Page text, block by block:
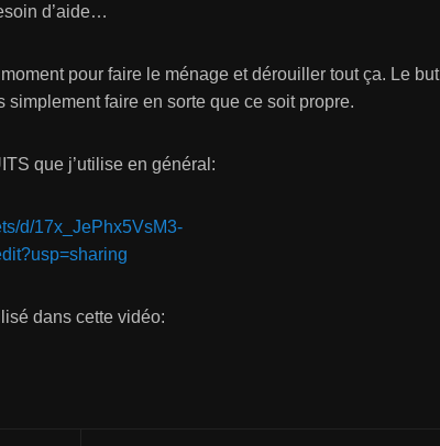
d’aide…
pour faire le ménage et dérouiller tout ça. Le but
simplement faire en sorte que ce soit propre.
que j’utilise en général:
d/17x_JePhx5VsM3-
dans cette vidéo: